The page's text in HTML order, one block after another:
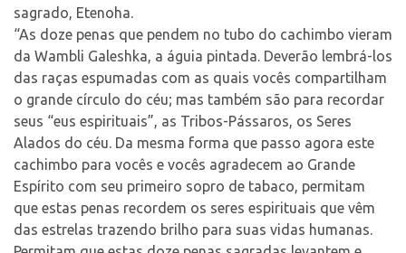
sagrado, Etenoha.
“As doze penas que pendem no tubo do cachimbo vieram
da Wambli Galeshka, a águia pintada. Deverão lembrá-los
das raças espumadas com as quais vocês compartilham
o grande círculo do céu; mas também são para recordar
seus “eus espirituais”, as Tribos-Pássaros, os Seres
Alados do céu. Da mesma forma que passo agora este
cachimbo para vocês e vocês agradecem ao Grande
Espírito com seu primeiro sopro de tabaco, permitam
que estas penas recordem os seres espirituais que vêm
das estrelas trazendo brilho para suas vidas humanas.